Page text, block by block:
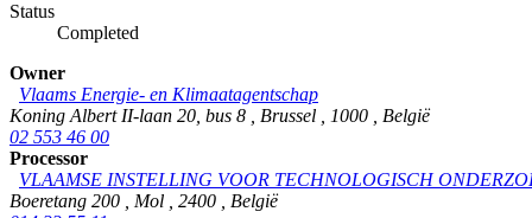
Status
Completed
Owner
Vlaams Energie- en Klimaatagentschap
Koning Albert II-laan 20, bus 8
Brussel 1000
België
02 553 46 00
Processor
VLAAMSE INSTELLING VOOR TECHNOLOGISCH
Boeretang 200
Mol 2400
België